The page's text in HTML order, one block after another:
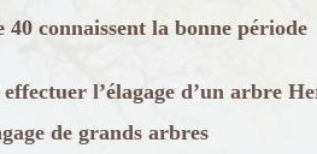
connaissent la bonne période
l’élagage d’un arbre
de grands arbres